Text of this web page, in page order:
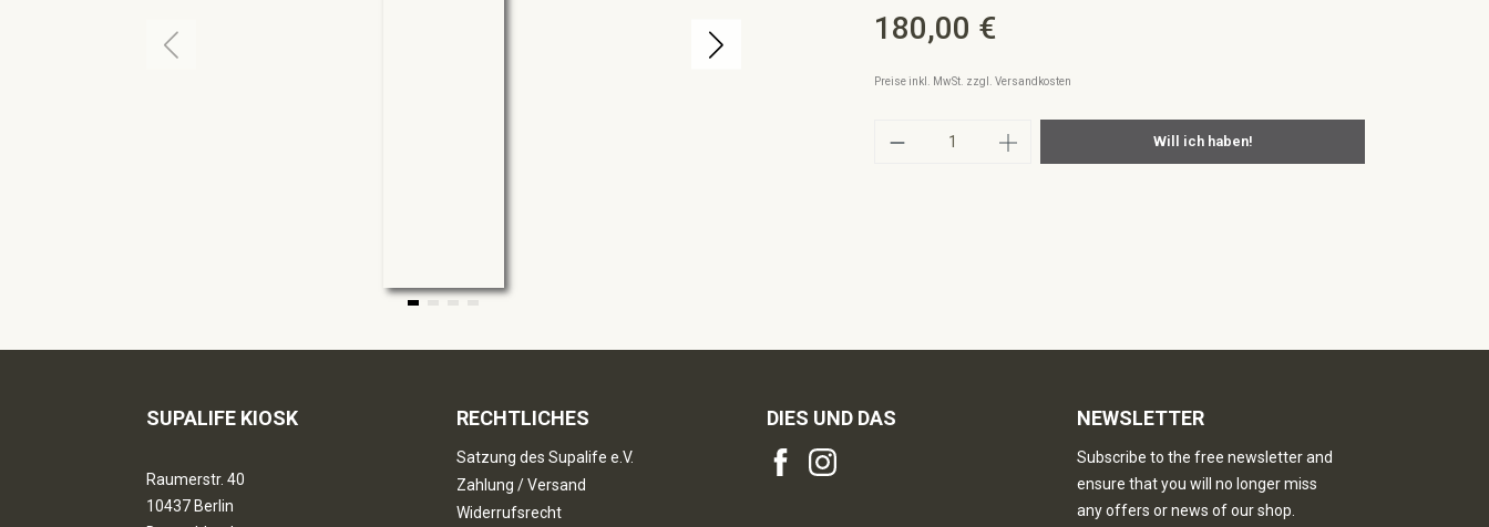
Regulärer Preis:
180,00 €
Preise inkl. MwSt. zzgl. Versandkosten
Produkt Anzahl: Gib den gewünschten Wert ein
Will ich haben!
SUPALIFE KIOSK
Raumerstr. 40
10437 Berlin
RECHTLICHES
Satzung des Supalife e.V.
Zahlung / Versand
Widerrufsrecht
DIES UND DAS NEWSLETTER
Subscribe to the free newsletter and
ensure that you will no longer miss
any offers or news of our shop.